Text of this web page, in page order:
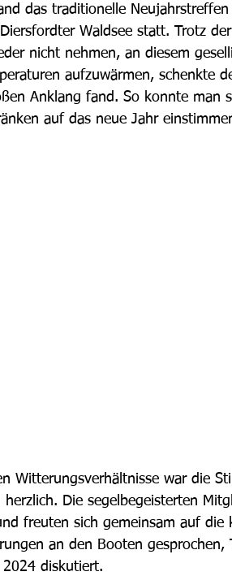
das traditionelle
Waldsee statt. Trotz
nicht nehmen, an diesem
aufzuwärmen, schenkte
Anklang fand. So konnte man
auf das neue Jahr
Witterungsverhältnisse war die
herzlich. Die segelbegeisterten
freuten sich gemeinsam auf die
an den Booten
diskutiert.